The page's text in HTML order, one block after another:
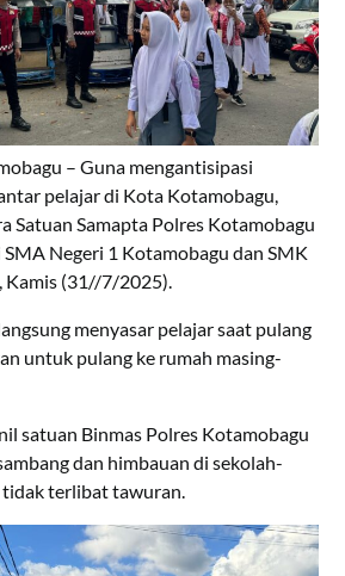
– Guna mengantisipasi
pelajar di Kota Kotamobagu,
Satuan Samapta Polres Kotamobagu
Negeri 1 Kotamobagu dan SMK
Kamis (31//7/2025).
menyasar pelajar saat pulang
untuk pulang ke rumah masing-
satuan Binmas Polres Kotamobagu
dan himbauan di sekolah-
tidak terlibat tawuran.